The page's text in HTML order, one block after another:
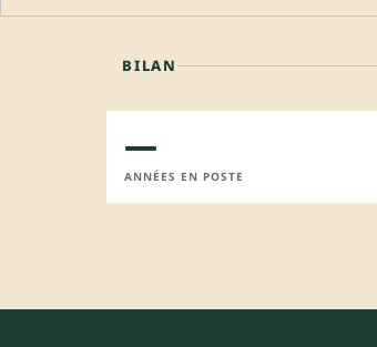
BILAN
—
ANNÉES EN POSTE